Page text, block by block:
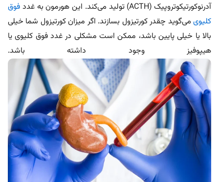
آدرنوکورتیکوتروپیک (ACTH) تولید می‌کند. این هورمون به غدد
فوق
کلیوی می‌گوید چقدر کورتیزول بسازند. اگر میزان کورتیزول شما خیلی
بالا یا خیلی پایین باشد، ممکن است مشکلی در غدد فوق کلیوی یا
هیپوفیز وجود داشته باشد.